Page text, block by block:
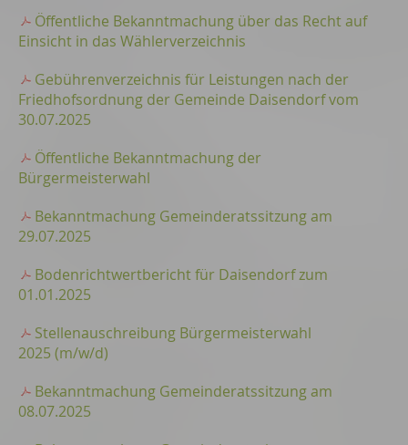
Öffentliche Bekanntmachung über das Recht auf
Einsicht in das Wählerverzeichnis
Gebührenverzeichnis für Leistungen nach der
Friedhofsordnung der Gemeinde Daisendorf vom
30.07.2025
Öffentliche Bekanntmachung der
Bürgermeisterwahl
Bekanntmachung Gemeinderatssitzung am
29.07.2025
Bodenrichtwertbericht für Daisendorf zum
01.01.2025
Stellenauschreibung Bürgermeisterwahl
2025 (m/w/d)
Bekanntmachung Gemeinderatssitzung am
08.07.2025